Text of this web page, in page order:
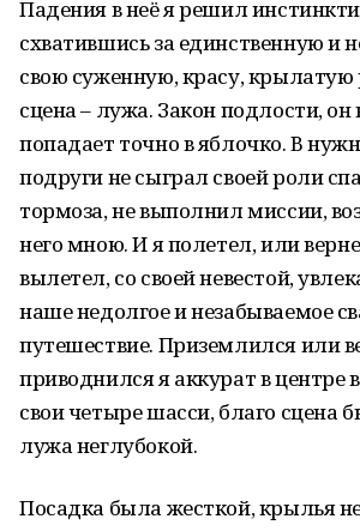
Падения в неё я решил
схватившись за единственную и
свою суженную, красу, крылатую
сцена – лужа. Закон подлости,
попадает точно в яблочко. В
подруги не сыграл своей роли
тормоза, не выполнил миссии,
него мною. И я полетел, или
вылетел, со своей невестой,
наше недолгое и незабываемое
путешествие. Приземлился или
приводнился я аккурат в центре
свои четыре шасси, благо сцена
лужа неглубокой.
Посадка была жесткой, крылья